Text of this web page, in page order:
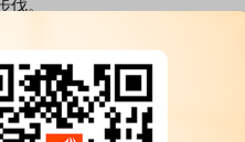
。
能公司资本支出可持续性的问
债市场的主要驱动力